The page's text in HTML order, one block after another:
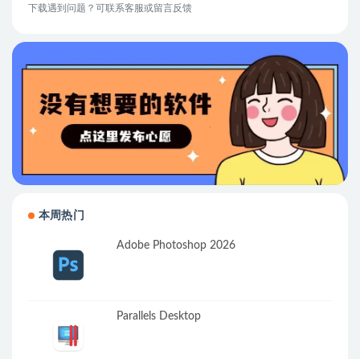
下载遇到问题？可联系客服或留言反馈
本周热门
Adobe Photoshop 2026
Parallels Desktop